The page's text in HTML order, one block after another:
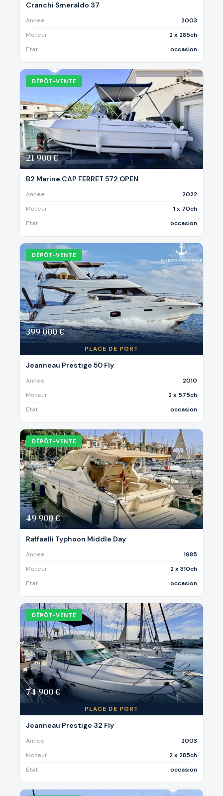
Cranchi Smeraldo 37
Annee
2003
Moteur
2 x 285ch
Etat
occasion
DÉPÔT-VENTE
21 900 €
B2 Marine CAP FERRET 572 OPEN
Annee
2022
Moteur
1 x 70ch
Etat
occasion
DÉPÔT-VENTE
399 000 €
PLACE DE PORT
Jeanneau Prestige 50 Fly
Annee
2010
Moteur
2 x 575ch
Etat
occasion
DÉPÔT-VENTE
49 900 €
Raffaelli Typhoon Middle Day
Annee
1985
Moteur
2 x 310ch
Etat
occasion
DÉPÔT-VENTE
74 900 €
PLACE DE PORT
Jeanneau Prestige 32 Fly
Annee
2003
Moteur
2 x 285ch
Etat
occasion